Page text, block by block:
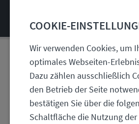
1984 | EINFAMILIENHAUS
HAUS 03
COOKIE-
Wir verwenden Cookies, um
optimales Webseiten-
Dazu zählen ausschließlich
den Betrieb der Seite
bestätigen Sie über die
Schaltfläche die Nutzung